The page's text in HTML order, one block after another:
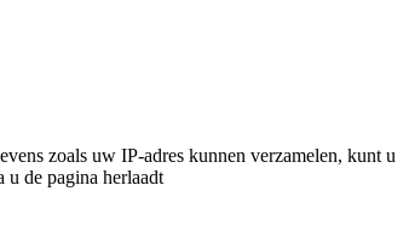
zoals uw IP-adres kunnen verzamelen, kunt u
de pagina herlaadt